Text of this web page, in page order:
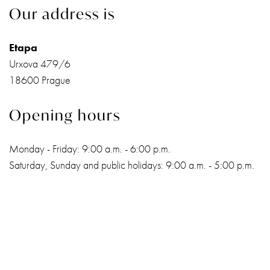
Our address is
Etapa
Urxova 479/6
18600 Prague
Opening hours
Monday - Friday: 9:00 a.m. - 6:00 p.m.
Saturday, Sunday and public holidays: 9:00 a.m. - 5:00 p.m.